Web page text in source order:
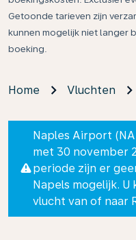
Getoonde tarieven zijn
kunnen mogelijk niet langer
boeking.
Home Vluchten
Naples Airport
met 30 november
periode zijn er
Napels mogelijk. U
vlucht van of naar